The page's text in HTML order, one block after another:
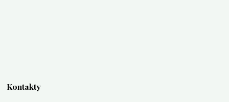
Kontakty